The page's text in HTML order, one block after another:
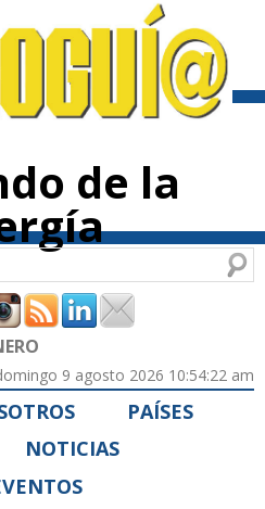
de la
9 agosto 2026 10:54:22 am
PAÍSES
NOTICIAS